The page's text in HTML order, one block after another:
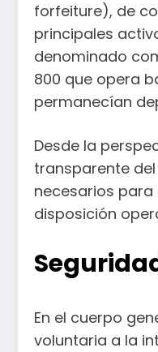
forfeiture), de
principales
denominado
800 que opera
permanecían
Desde la
transparente
necesarios
disposición
En el cuerpo
voluntaria a la